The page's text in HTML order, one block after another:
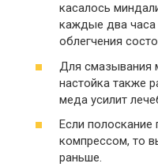
касалось
каждые два часа
облегчения
Для смазывания
настойка также
меда усилит
Если полоскание
компрессом, то
раньше.